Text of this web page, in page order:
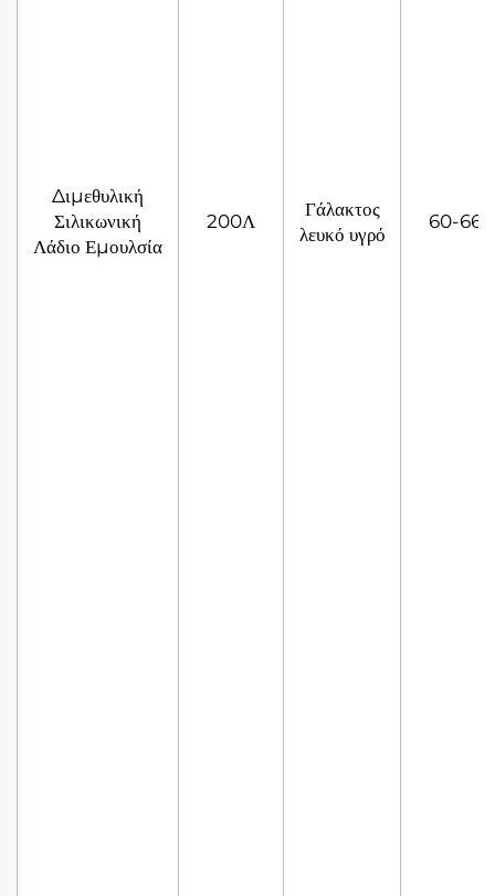
Διμεθυλική
Σιλικωνική
Λάδιο Εμουλσία
200Λ
Γάλακτος
λευκό υγρό
60-